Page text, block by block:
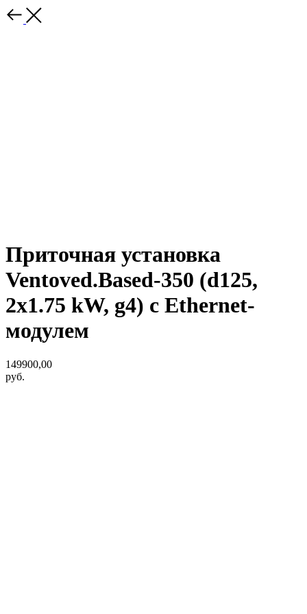
Приточная установка
Ventoved.Based-350 (d125,
2x1.75 kW, g4) с Ethernet-
модулем
149900,00
руб.